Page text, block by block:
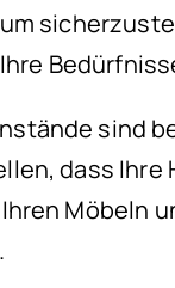
sind
dass
Möbeln